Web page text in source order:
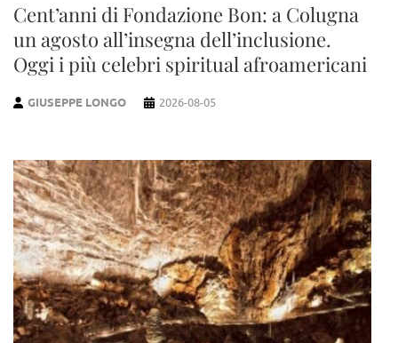
Cent’anni di Fondazione Bon: a Colugna
un agosto all’insegna dell’inclusione.
Oggi i più celebri spiritual afroamericani
GIUSEPPE LONGO 2026-08-05